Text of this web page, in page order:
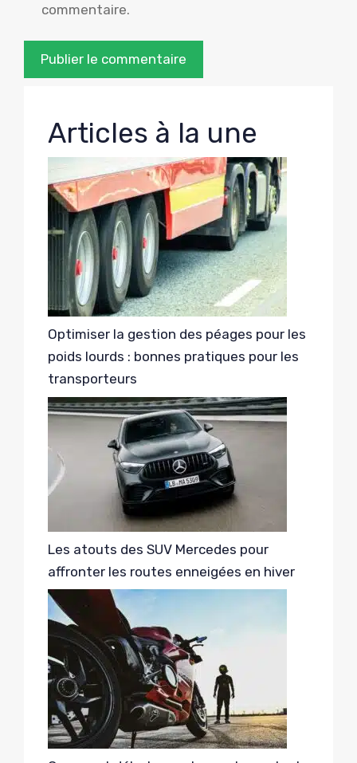
commentaire.
Articles à la une
Optimiser la gestion des péages pour les
poids lourds : bonnes pratiques pour les
transporteurs
Les atouts des SUV Mercedes pour
affronter les routes enneigées en hiver